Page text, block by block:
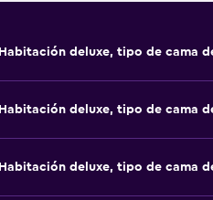
Habitación deluxe, tipo de cama
Habitación deluxe, tipo de cama
Habitación deluxe, tipo de cama